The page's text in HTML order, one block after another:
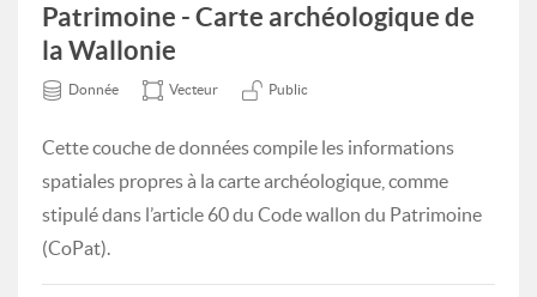
Patrimoine - Carte archéologique de
la Wallonie
Donnée Vecteur Public
Cette couche de données compile les informations
spatiales propres à la carte archéologique, comme
stipulé dans l’article 60 du Code wallon du Patrimoine
(CoPat).